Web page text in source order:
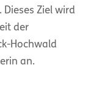
Ziel wird
der
Hochwald
an.